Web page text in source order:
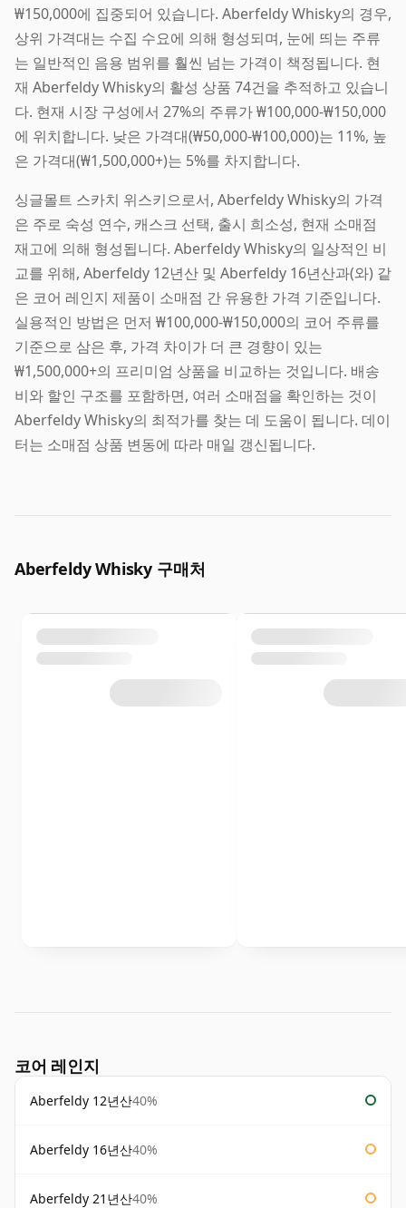
₩150,000에 집중되어 있습니다. Aberfeldy Whisky의 경우,
상위 가격대는 수집 수요에 의해 형성되며, 눈에 띄는 주류
는 일반적인 음용 범위를 훨씬 넘는 가격이 책정됩니다. 현
재 Aberfeldy Whisky의 활성 상품 74건을 추적하고 있습니
다. 현재 시장 구성에서 27%의 주류가 ₩100,000-₩150,000
에 위치합니다. 낮은 가격대(₩50,000-₩100,000)는 11%, 높
은 가격대(₩1,500,000+)는 5%를 차지합니다.
싱글몰트 스카치 위스키으로서, Aberfeldy Whisky의 가격
은 주로 숙성 연수, 캐스크 선택, 출시 희소성, 현재 소매점
재고에 의해 형성됩니다. Aberfeldy Whisky의 일상적인 비
교를 위해, Aberfeldy 12년산 및 Aberfeldy 16년산과(와) 같
은 코어 레인지 제품이 소매점 간 유용한 가격 기준입니다.
실용적인 방법은 먼저 ₩100,000-₩150,000의 코어 주류를
기준으로 삼은 후, 가격 차이가 더 큰 경향이 있는
₩1,500,000+의 프리미엄 상품을 비교하는 것입니다. 배송
비와 할인 구조를 포함하면, 여러 소매점을 확인하는 것이
Aberfeldy Whisky의 최적가를 찾는 데 도움이 됩니다. 데이
터는 소매점 상품 변동에 따라 매일 갱신됩니다.
Aberfeldy Whisky 구매처
코어 레인지
Aberfeldy 12년산40%
Aberfeldy 16년산40%
Aberfeldy 21년산40%